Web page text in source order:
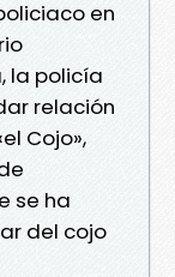
en
la policía
relación
Cojo»,
se ha
del cojo